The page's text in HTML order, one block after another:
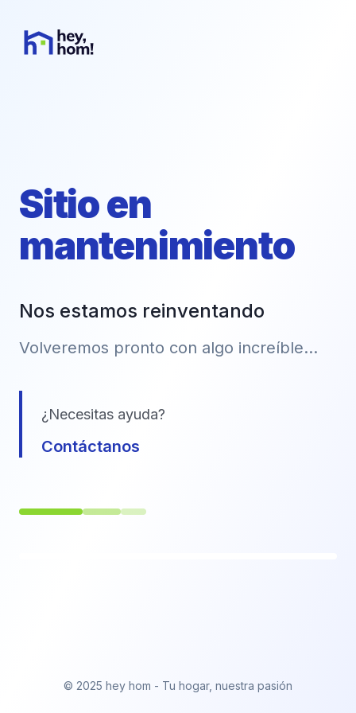
Sitio en
mantenimiento
Nos estamos reinventando
Volveremos pronto con algo increíble...
¿Necesitas ayuda?
Contáctanos
© 2025 hey hom - Tu hogar, nuestra pasión